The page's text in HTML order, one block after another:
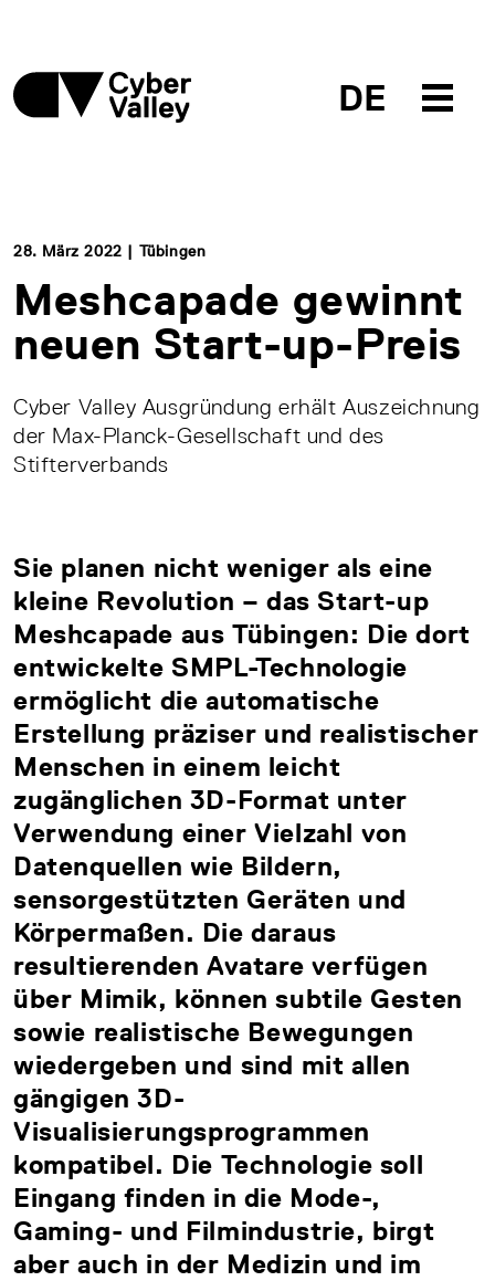
DE
28. März 2022 | Tübingen
Meshcapade gewinnt
neuen Start-up-Preis
Cyber Valley Ausgründung erhält Auszeichnung
der Max-Planck-Gesellschaft und des
Stifterverbands
Sie planen nicht weniger als eine
kleine Revolution – das Start-up
Meshcapade aus Tübingen: Die dort
entwickelte SMPL-Technologie
ermöglicht die automatische
Erstellung präziser und realistischer
Menschen in einem leicht
zugänglichen 3D-Format unter
Verwendung einer Vielzahl von
Datenquellen wie Bildern,
sensorgestützten Geräten und
Körpermaßen. Die daraus
resultierenden Avatare verfügen
über Mimik, können subtile Gesten
sowie realistische Bewegungen
wiedergeben und sind mit allen
gängigen 3D-
Visualisierungsprogrammen
kompatibel. Die Technologie soll
Eingang finden in die Mode-,
Gaming- und Filmindustrie, birgt
aber auch in der Medizin und im